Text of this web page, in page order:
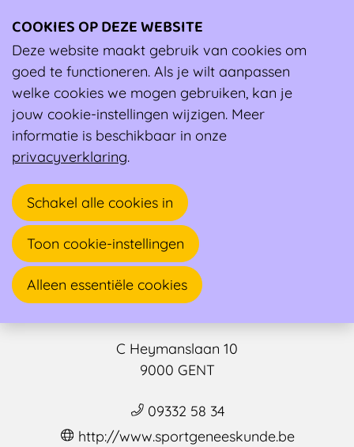
Ambassadeur
Adelheid Steyaert
C Heymanslaan 10
9000 GENT
09332 58 34
http://www.sportgeneeskunde.be
COOKIES OP DEZE WEBSITE
Deze website maakt gebruik van cookies om
goed te functioneren. Als je wilt aanpassen
welke cookies we mogen gebruiken, kan je
jouw cookie-instellingen wijzigen. Meer
informatie is beschikbaar in onze
privacyverklaring.
Schakel alle cookies in
Toon cookie-instellingen
Alleen essentiële cookies